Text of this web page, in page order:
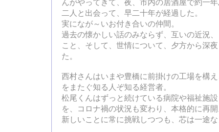
んがやってきて、夜、市内の居酒屋で約一
二人と出会って、早二十年が経過した。
実になが～いお付き合いの仲間。
過去の懐かしい話のみならず、互いの近況
こと、そして、世情について、夕方から深
た。
西村さんはいまや豊橋に前掛けの工場を構
をまたぐ知る人ぞ知る経営者。
松尾くんはずっと続けている病院や福祉施
を、コロナ禍の状況も変わり、本格的に再
新しいことに常に挑戦しつつも、芯は一途